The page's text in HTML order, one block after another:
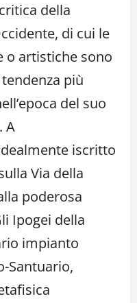
della
di cui le
o artistiche sono
più
del suo
A
iscritto
Via della
poderosa
Ipogei della
impianto
Santuario,